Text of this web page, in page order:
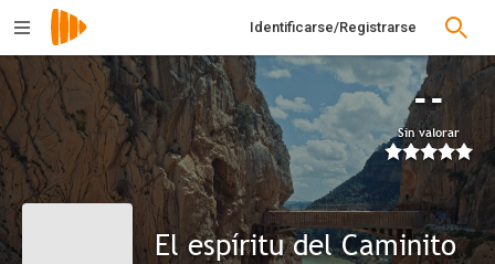
Identificarse/Registrarse
--
Sin valorar
El espíritu del Caminito